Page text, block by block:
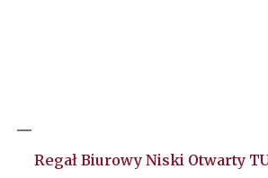
Regał Biurowy Niski Otwarty